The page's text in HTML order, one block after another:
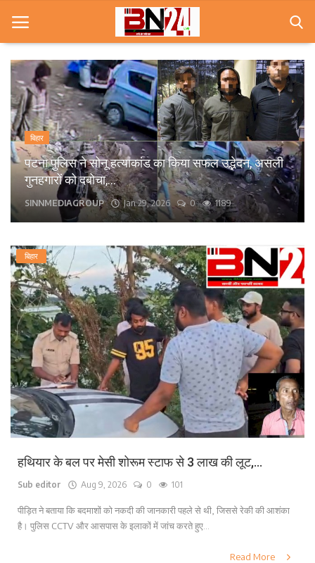
Home
खबरे
खेल
करियर
स्त्री
राज्य
कृषि
मूवी मसाला
लाइफ स्टाइल
पर्यटन
धर्म
अन्य
बिहार
पटना पुलिस ने सोनू हत्याकांड का किया सफल उद्भेदन, असली
गुनहगारों को दबोचा,...
SINNMEDIAGROUP Jan 29, 2026 0 1189
बिहार
हथियार के बल पर मेसी शोरूम स्टाफ से 3 लाख की लूट,...
Sub editor Aug 9, 2026 0 101
पीड़ित ने बताया कि बदमाशों को नकदी की जानकारी पहले से थी, जिससे रेकी की आशंका
है। पुलिस CCTV और आसपास के इलाकों में जांच करते हुए...
Read More